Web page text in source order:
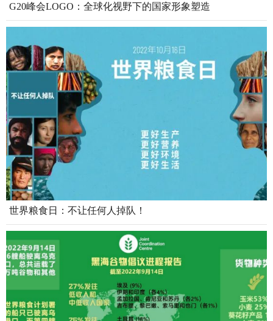
G20峰会LOGO：全球化视野下的国家形象塑造
世界粮食日：不让任何人掉队！